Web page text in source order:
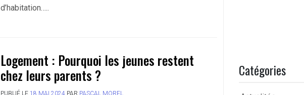
d’habitation…..
Logement : Pourquoi les jeunes restent
chez leurs parents ?
PUBLIÉ LE 18 MAI 2024 PAR PASCAL MOREL
Catégories